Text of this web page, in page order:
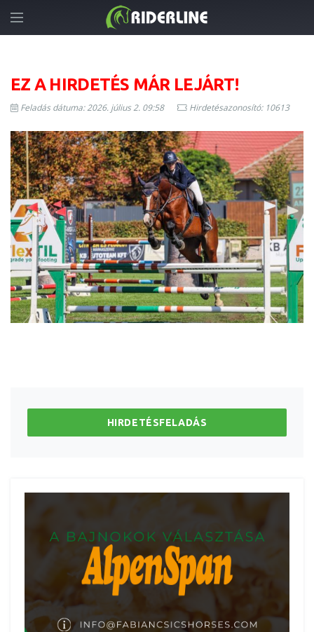
EZ A HIRDETÉS MÁR LEJÁRT!
Feladás dátuma: 2026. július 2. 09:58 Hirdetésazonosító: 10613
HIRDETÉSFELADÁS